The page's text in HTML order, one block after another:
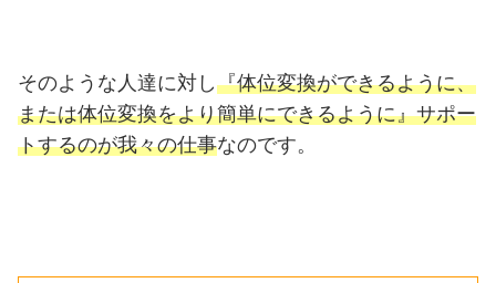
そのような人達に対し『体位変換ができるように、
または体位変換をより簡単にできるように』サポー
トするのが我々の仕事なのです。